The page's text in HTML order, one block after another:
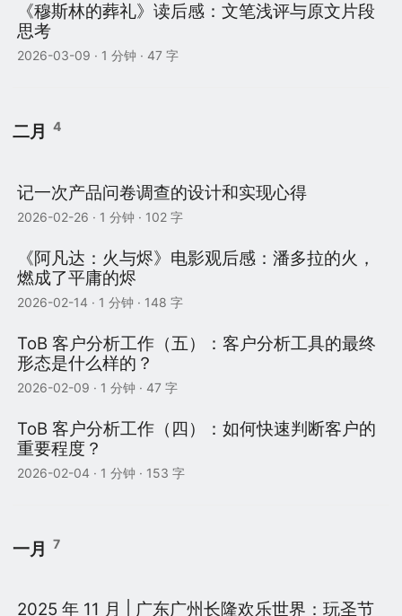
《穆斯林的葬礼》读后感：文笔浅评与原文片段
思考
2026-03-09 · 1 分钟 · 47 字
二月 4
记一次产品问卷调查的设计和实现心得
2026-02-26 · 1 分钟 · 102 字
《阿凡达：火与烬》电影观后感：潘多拉的火，
燃成了平庸的烬
2026-02-14 · 1 分钟 · 148 字
ToB 客户分析工作（五）：客户分析工具的最终
形态是什么样的？
2026-02-09 · 1 分钟 · 47 字
ToB 客户分析工作（四）：如何快速判断客户的
重要程度？
2026-02-04 · 1 分钟 · 153 字
一月 7
2025 年 11 月 | 广东广州长隆欢乐世界：玩圣节